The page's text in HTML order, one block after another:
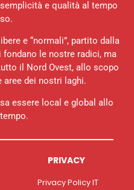
e qualità al tempo
e “normali”, partito dalla
le nostre radici, ma
il Nord Ovest, allo scopo
aree dei nostri laghi.
essere local e global allo
PRIVACY
Privacy Policy IT